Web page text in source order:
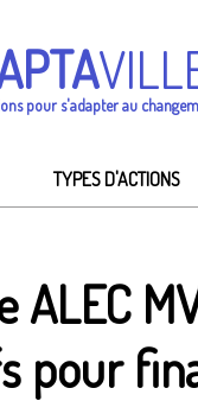
pour s'adapter au
TYPES D'ACTIONS
ALEC
pour